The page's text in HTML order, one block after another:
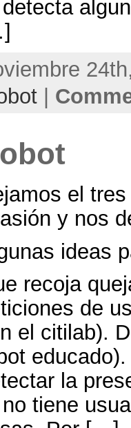
el
y nos
ideas
recoja
de
el citilab).
la
tiene